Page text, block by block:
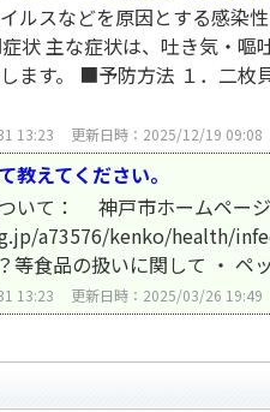
ルスなどを原因とする感染
状 主な症状は、吐き気・嘔
ます。 ■予防方法 １．二
13:23 更新日時：2025/12/19 09:08
教えてください。
いて： 神戸市ホームペー
a73576/kenko/health/
等食品の扱いに関して ・ ペ
13:23 更新日時：2025/03/26 19:49